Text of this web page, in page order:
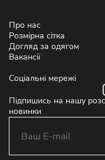
Про нас
Розмірна сітка
Догляд за одягом
Вакансії
Соціальні мережі
Підпишись на нашу
новинки